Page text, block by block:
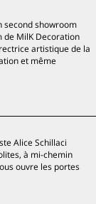
second showroom
de MilK Decoration
artistique de la
et même
Alice Schillaci
à mi-chemin
ouvre les portes